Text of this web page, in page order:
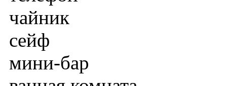
чайник
сейф
мини-бар